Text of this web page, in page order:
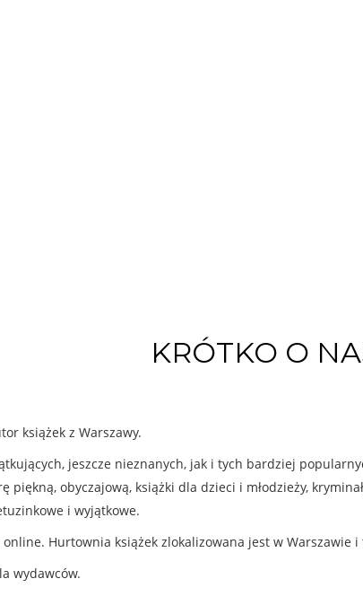
KRÓTKO O
książek z Warszawy.
jeszcze nieznanych, jak i tych bardziej
obyczajową, książki dla dzieci i młodzieży,
i wyjątkowe.
Hurtownia książek zlokalizowana jest w Warszawie
wydawców.